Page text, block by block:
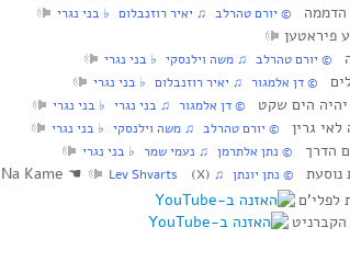
‏ © יורם טהרלב‏ ♫ יאיר רוזנבלום‏ ♭ בני נגרי
‏ © יורם טהרלב‏ ♫ משה וילנסקי‏ ♭ בני נגרי
‏ © דן אלמגור‏ ♫ יאיר רוזנבלום‏ ♭ בני נגרי
‏ © דן אלמגור‏ ♫ בני נגרי‏ ♭ בני נגרי
‏ © יורם טהרלב‏ ♫ משה וילנסקי‏ ♭ בני נגרי
‏ © נתן אלתרמן‏ ♫ נעמי שמר‏ ♭ בני נגרי
‏ © נתן יונתן‏ ♫ Lev Shvarts (X)
☚